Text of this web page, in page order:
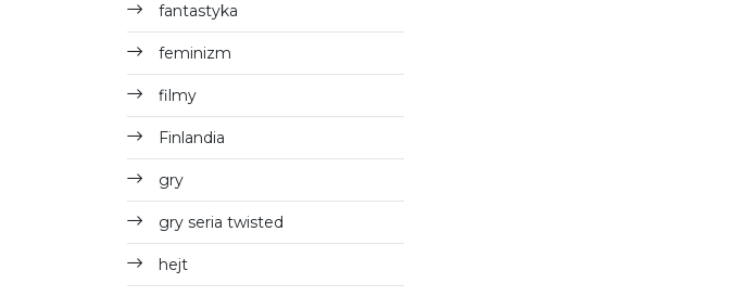
fantastyka
feminizm
filmy
Finlandia
gry
gry seria twisted
hejt